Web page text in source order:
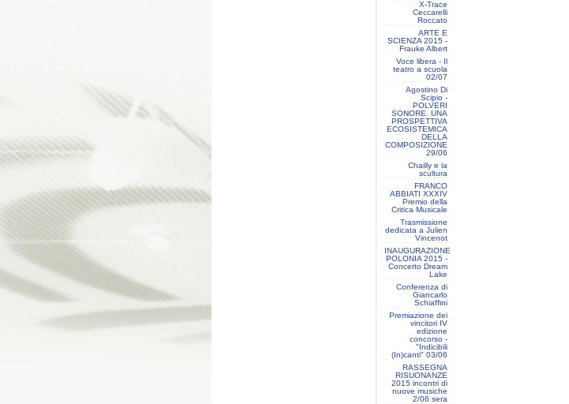
X-Trace
Ceccarelli
Roccato
ARTE E
SCIENZA 2015 -
Frauke Albert
Voce libera - Il
teatro a scuola
02/07
Agostino Di
Scipio -
POLVERI
SONORE. UNA
PROSPETTIVA
ECOSISTEMICA
DELLA
COMPOSIZIONE
29/06
Chailly e la
scultura
FRANCO
ABBIATI XXXIV
Premio della
Critica Musicale
Trasmissione
dedicata a Julien
Vincenot
INAUGURAZIONE
POLONIA 2015 -
Concerto Dream
Lake
Conferenza di
Giancarlo
Schiaffini
Premiazione dei
vincitori IV
edizione
concorso -
"Indicibili
(In)canti" 03/06
RASSEGNA
RISUONANZE
2015 incontri di
nuove musiche
2/06 sera